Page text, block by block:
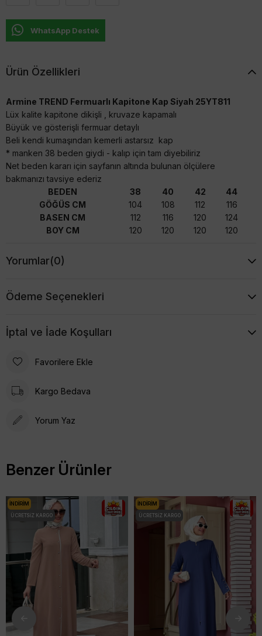
WhatsApp Destek
Ürün Özellikleri
Armine TREND Fermuarlı Kapitone Kap Siyah 25YT811
Lüx kalite kapitone dikişli , kruvaze kapamalı
Büyük ve gösterişli fermuar detaylı
Beli kendi kumaşından kemerli astarsız kap
* manken 38 beden giydi - kalıp için tam diyebiliriz
Net beden kararı için sayfanın altında bulunan ölçülere
bakmanızı tavsiye ederiz
BEDEN
38 40 42
44
GÖĞÜS CM
104 108 112
116
BASEN CM
112 116 120
124
BOY CM
120 120 120 120
Yorumlar(0)
Ödeme Seçenekleri
İptal ve İade Koşulları
Favorilere Ekle
Kargo Bedava
Yorum Yaz
Benzer Ürünler
İNDIRIM
ÜCRETSIZ KARGO
İNDIRIM
ÜCRETSIZ KARGO